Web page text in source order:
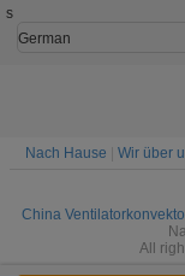
s
German
Nach Hause Wir über
China
All